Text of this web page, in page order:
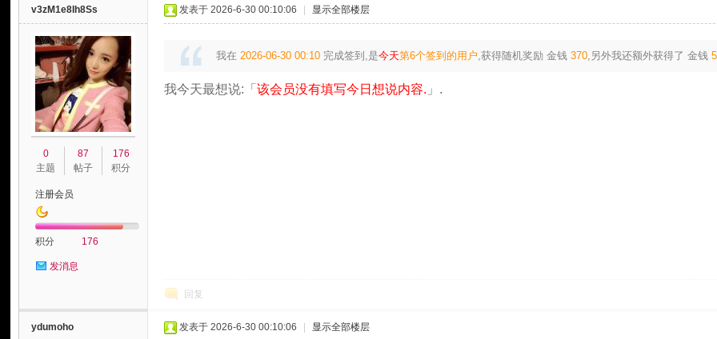
v3zM1e8Ih8Ss
0
主题
87
帖子
176
积分
注册会员
积分 176
发消息
发表于 2026-6-30 00:10:06 显示全部楼层
我在 2026-06-30 00:10 完成签到,是今天第6个签到的用户,获得随机奖励金钱370,另外我还额外获得了 金钱5
我今天最想说:「该会员没有填写今日想说内容. 」.
回复
ydumoho 发表于 2026-6-30 00:10:06 显示全部楼层